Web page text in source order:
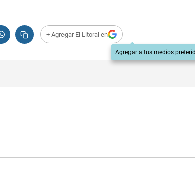
+ Agregar El Litoral en
Agregar a tus medios